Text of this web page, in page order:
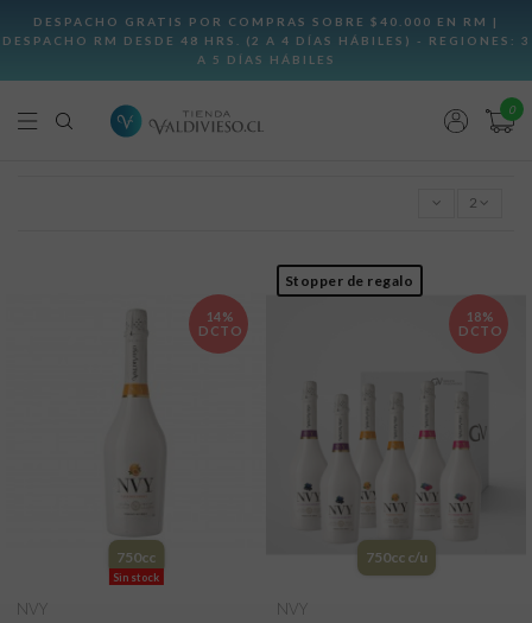
0
2
14%
DCTO
750cc
Sin stock
NVY
Stopper de regalo
18%
DCTO
750cc c/u
NVY